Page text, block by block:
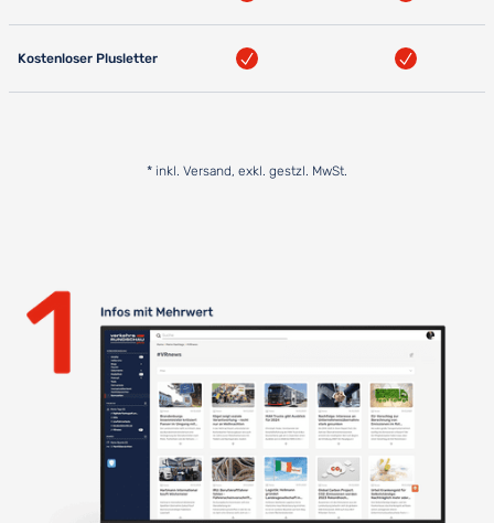
Kostenloser Plusletter
* inkl. Versand, exkl. gestzl. MwSt.